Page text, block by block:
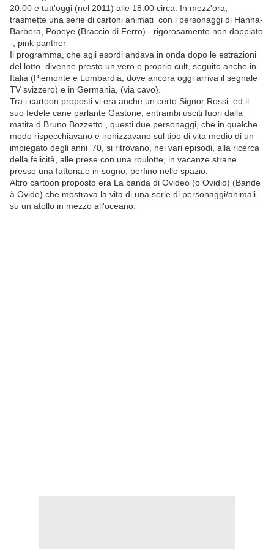
20.00 e tutt'oggi (nel 2011) alle 18.00 circa. In mezz'ora,
trasmette una serie di cartoni animati con i personaggi di Hanna-
Barbera, Popeye (Braccio di Ferro) - rigorosamente non doppiato
-, pink panther
Il programma, che agli esordi andava in onda dopo le estrazioni
del lotto, divenne presto un vero e proprio cult, seguito anche in
Italia (Piemonte e Lombardia, dove ancora oggi arriva il segnale
TV svizzero) e in Germania, (via cavo).
Tra i cartoon proposti vi era anche un certo Signor Rossi ed il
suo fedele cane parlante Gastone, entrambi usciti fuori dalla
matita d Bruno Bozzetto
, questi due personaggi, che in qualche
modo rispecchiavano e ironizzavano sul tipo di vita medio di un
impiegato degli anni '70, si ritrovano, nei vari episodi, alla ricerca
della felicità, alle prese con una roulotte, in vacanze strane
presso una fattoria,e in sogno, perfino nello spazio.
Altro cartoon proposto era La banda di Ovideo (o Ovidio) (Bande
à Ovide) che mostrava la vita di una serie di personaggi/animali
su un atollo in mezzo all'oceano.